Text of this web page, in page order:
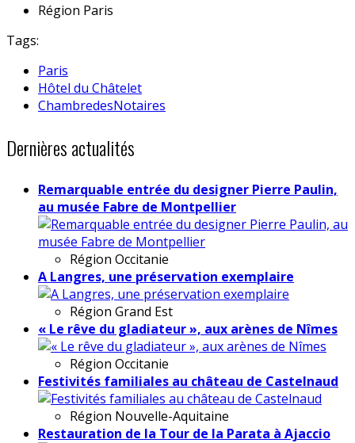
Région Paris
Tags:
Paris
Hôtel du Châtelet
ChambredesNotaires
Dernières actualités
Remarquable entrée du designer Pierre Paulin,
au musée Fabre de Montpellier
Région Occitanie
A Langres, une préservation exemplaire
Région Grand Est
« Le rêve du gladiateur », aux arènes de Nîmes
Région Occitanie
Festivités familiales au château de Castelnaud
Région Nouvelle-Aquitaine
Restauration de la Tour de la Parata à Ajaccio